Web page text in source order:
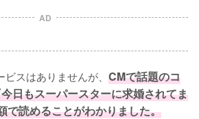
AD
スはありませんが、 CMで話題のコ
日もスーパースターに求婚されてま
で読めることがわかりました。